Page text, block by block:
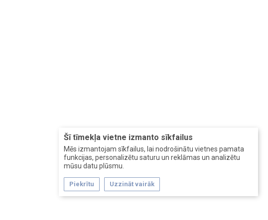
Šī tīmekļa vietne izmanto sīkfailus
Mēs izmantojam sīkfailus, lai nodrošinātu vietnes pamata
funkcijas, personalizētu saturu un reklāmas un analizētu
mūsu datu plūsmu.
Piekrītu Uzzināt vairāk